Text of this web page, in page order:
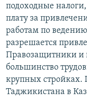
подоходные
плату за
работам по
разрешается
Правозащитники и
большинство
крупных стройках.
Таджикистана в